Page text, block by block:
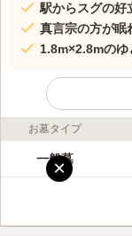
駅からスグの好
真言宗の方が眠
1.8m×2.8mのゆ
ライフドット編集部の
のどかな景
陽射しが墓
に通うこと
お墓タイプ
一般墓
×